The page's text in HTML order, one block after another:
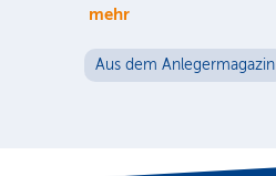
mehr
Aus dem Anlegermagazin